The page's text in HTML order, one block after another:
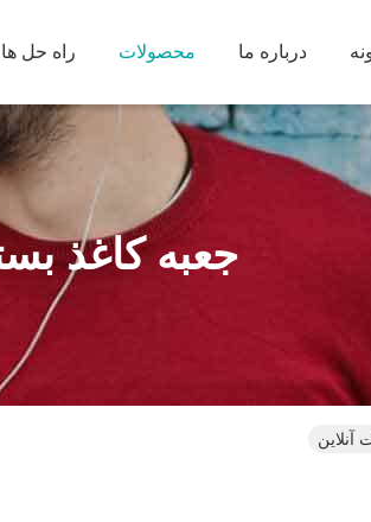
درباره ما محصولات راه حل ها
جعبه کاغذ
آنلاین